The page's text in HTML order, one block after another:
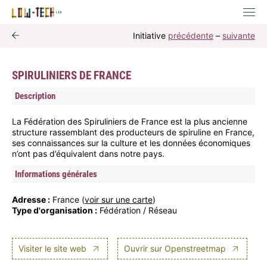
Initiative précédente – suivante
SPIRULINIERS DE FRANCE
Description
La Fédération des Spiruliniers de France est la plus ancienne
structure rassemblant des producteurs de spiruline en France,
ses connaissances sur la culture et les données économiques
n’ont pas d’équivalent dans notre pays.
Informations générales
Adresse : France (voir sur une carte)
Type d'organisation : Fédération / Réseau
Visiter le site web Ouvrir sur Openstreetmap